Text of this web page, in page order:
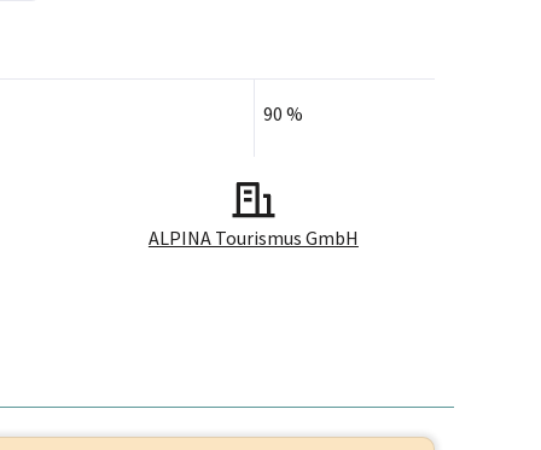
ALPINA Tourismus GmbH
90 %